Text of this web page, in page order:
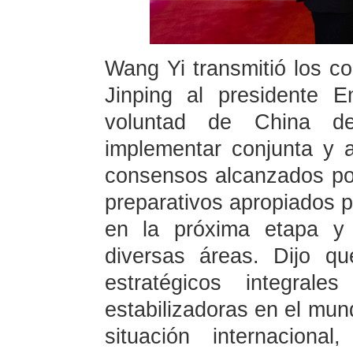
Wang Yi transmitió los
Jinping al presidente
voluntad de China
implementar conjunta y
consensos alcanzados
preparativos apropiados
en la próxima etapa y
diversas áreas. Dijo
estratégicos
estabilizadoras en el
situación